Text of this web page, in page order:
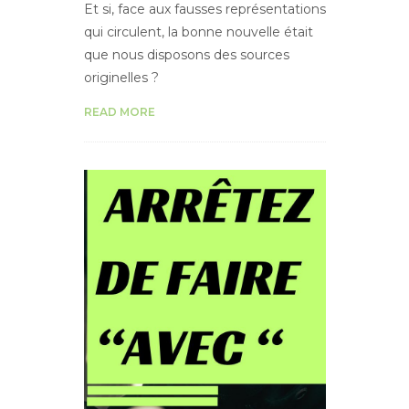
Et si, face aux fausses représentations
qui circulent, la bonne nouvelle était
que nous disposons des sources
originelles ?
READ MORE